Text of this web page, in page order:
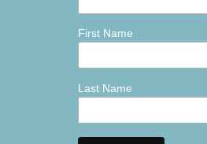
First Name
Last Name